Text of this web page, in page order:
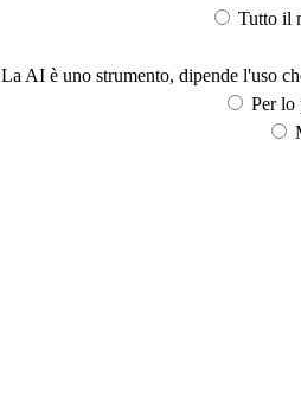
Tutto il
La AI è uno strumento, dipende l'uso
Per lo